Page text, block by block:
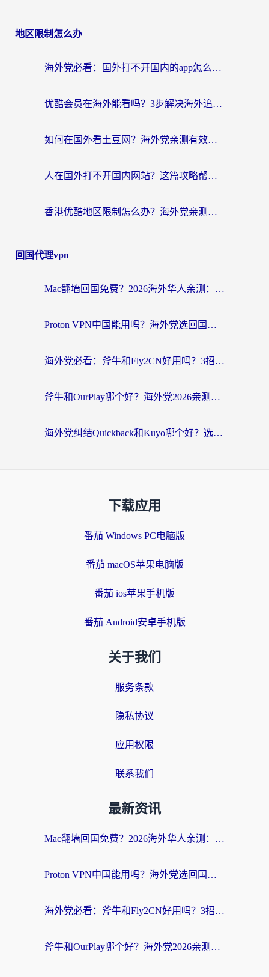
地区限制怎么办
海外党必看：国外打不开国内的app怎么办？3步解决你的乡愁
优酷会员在海外能看吗？3步解决海外追剧难题，附实测好用加速器推荐
如何在国外看土豆网？海外党亲测有效的追剧加速器选择指南
人在国外打不开国内网站？这篇攻略帮你无缝解锁国内资源（附交管12123使用技巧）
香港优酷地区限制怎么办？海外党亲测有效的追剧解决方案
回国代理vpn
Mac翻墙回国免费？2026海外华人亲测：从CCTV5直播到国内APP，这样选加速器才靠谱
Proton VPN中国能用吗？海外党选回国加速器的避坑指南（附番茄加速器实测）
海外党必看：斧牛和Fly2CN好用吗？3招教你选对回国加速器（附免费试用攻略）
斧牛和OurPlay哪个好？海外党2026亲测：选对加速器，国内资源秒加载
海外党纠结Quickback和Kuyo哪个好？选对回国加速器才能无缝刷国内资源
下载应用
番茄 Windows PC电脑版
番茄 macOS苹果电脑版
番茄 ios苹果手机版
番茄 Android安卓手机版
关于我们
服务条款
隐私协议
应用权限
联系我们
最新资讯
Mac翻墙回国免费？2026海外华人亲测：从CCTV5直播到国内APP，这样选加速器才靠谱
Proton VPN中国能用吗？海外党选回国加速器的避坑指南（附番茄加速器实测）
海外党必看：斧牛和Fly2CN好用吗？3招教你选对回国加速器（附免费试用攻略）
斧牛和OurPlay哪个好？海外党2026亲测：选对加速器，国内资源秒加载